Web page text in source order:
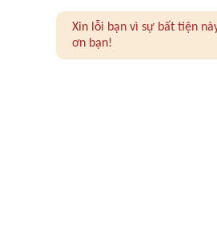
Xin lỗi bạn vì sự bất tiện
ơn bạn!